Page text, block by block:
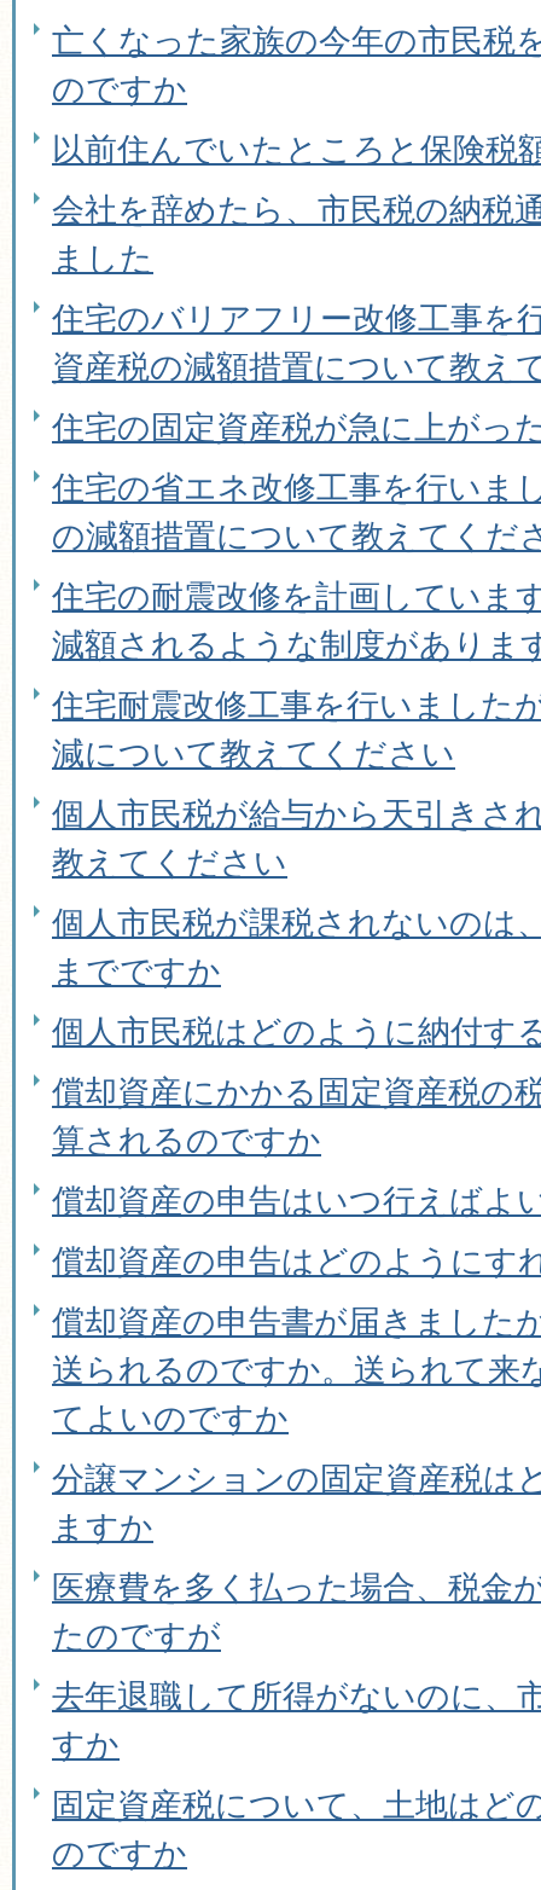
亡くなった家族の今年の市民税
のですか
以前住んでいたところと保険税
会社を辞めたら、市民税の納税
ました
住宅のバリアフリー改修工事を
資産税の減額措置について教え
住宅の固定資産税が急に上がっ
住宅の省エネ改修工事を行いま
の減額措置について教えてくだ
住宅の耐震改修を計画していま
減額されるような制度がありま
住宅耐震改修工事を行いました
減について教えてください
個人市民税が給与から天引きさ
教えてください
個人市民税が課税されないのは
までですか
個人市民税はどのように納付す
償却資産にかかる固定資産税の
算されるのですか
償却資産の申告はいつ行えばよ
償却資産の申告はどのようにす
償却資産の申告書が届きました
送られるのですか。送られて来
てよいのですか
分譲マンションの固定資産税は
ますか
医療費を多く払った場合、税金
たのですが
去年退職して所得がないのに、
すか
固定資産税について、土地はど
のですか